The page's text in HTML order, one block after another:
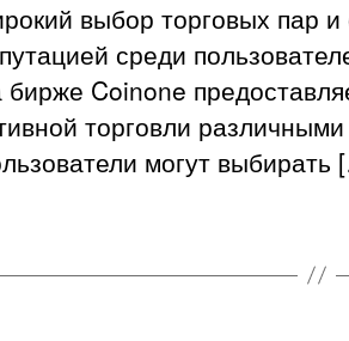
выбор торговых пар
среди
Coinone
торговли
могут выбирать